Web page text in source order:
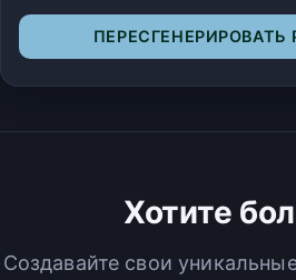
ПЕРЕСГЕНЕРИРОВАТЬ
Хотите
Создавайте свои